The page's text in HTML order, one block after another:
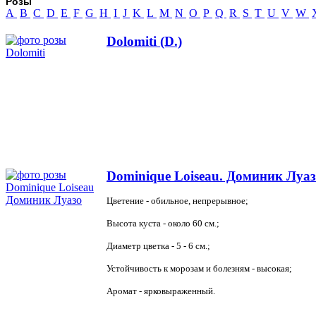
A B C D E F G H I J K L M N O P Q R S T U V W
Dolomiti (D.)
Dominique Loiseau. Доминик
Цветение - обильное, непрерывное;
Высота куста - около 60 см.;
Диаметр цветка - 5 - 6 см.;
Устойчивость к морозам и болезням - высокая;
Аромат - ярковыраженный.